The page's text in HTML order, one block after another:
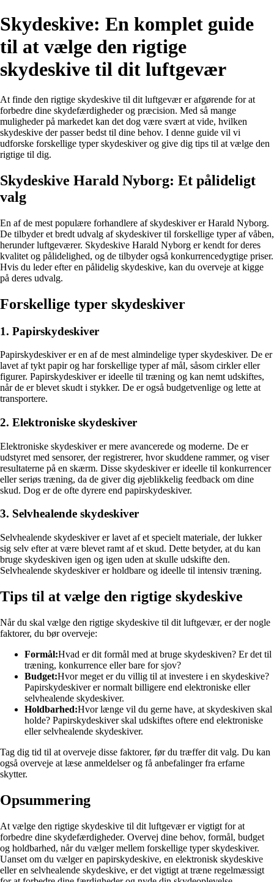
Skydeskive: En komplet guide
til at vælge den rigtige
skydeskive til dit luftgevær
At finde den rigtige skydeskive til dit luftgevær er afgørende for at
forbedre dine skydefærdigheder og præcision. Med så mange
muligheder på markedet kan det dog være svært at vide, hvilken
skydeskive der passer bedst til dine behov. I denne guide vil vi
udforske forskellige typer skydeskiver og give dig tips til at vælge den
rigtige til dig.
Skydeskive Harald Nyborg: Et pålideligt
valg
En af de mest populære forhandlere af skydeskiver er Harald Nyborg.
De tilbyder et bredt udvalg af skydeskiver til forskellige typer af våben,
herunder luftgeværer. Skydeskive Harald Nyborg er kendt for deres
kvalitet og pålidelighed, og de tilbyder også konkurrencedygtige priser.
Hvis du leder efter en pålidelig skydeskive, kan du overveje at kigge
på deres udvalg.
Forskellige typer skydeskiver
1. Papirskydeskiver
Papirskydeskiver er en af de mest almindelige typer skydeskiver. De er
lavet af tykt papir og har forskellige typer af mål, såsom cirkler eller
figurer. Papirskydeskiver er ideelle til træning og kan nemt udskiftes,
når de er blevet skudt i stykker. De er også budgetvenlige og lette at
transportere.
2. Elektroniske skydeskiver
Elektroniske skydeskiver er mere avancerede og moderne. De er
udstyret med sensorer, der registrerer, hvor skuddene rammer, og viser
resultaterne på en skærm. Disse skydeskiver er ideelle til konkurrencer
eller seriøs træning, da de giver dig øjeblikkelig feedback om dine
skud. Dog er de ofte dyrere end papirskydeskiver.
3. Selvhealende skydeskiver
Selvhealende skydeskiver er lavet af et specielt materiale, der lukker
sig selv efter at være blevet ramt af et skud. Dette betyder, at du kan
bruge skydeskiven igen og igen uden at skulle udskifte den.
Selvhealende skydeskiver er holdbare og ideelle til intensiv træning.
Tips til at vælge den rigtige skydeskive
Når du skal vælge den rigtige skydeskive til dit luftgevær, er der nogle
faktorer, du bør overveje:
Formål:Hvad er dit formål med at bruge skydeskiven? Er det til
træning, konkurrence eller bare for sjov?
Budget:Hvor meget er du villig til at investere i en skydeskive?
Papirskydeskiver er normalt billigere end elektroniske eller
selvhealende skydeskiver.
Holdbarhed:Hvor længe vil du gerne have, at skydeskiven skal
holde? Papirskydeskiver skal udskiftes oftere end elektroniske
eller selvhealende skydeskiver.
Tag dig tid til at overveje disse faktorer, før du træffer dit valg. Du kan
også overveje at læse anmeldelser og få anbefalinger fra erfarne
skytter.
Opsummering
At vælge den rigtige skydeskive til dit luftgevær er vigtigt for at
forbedre dine skydefærdigheder. Overvej dine behov, formål, budget
og holdbarhed, når du vælger mellem forskellige typer skydeskiver.
Uanset om du vælger en papirskydeskive, en elektronisk skydeskive
eller en selvhealende skydeskive, er det vigtigt at træne regelmæssigt